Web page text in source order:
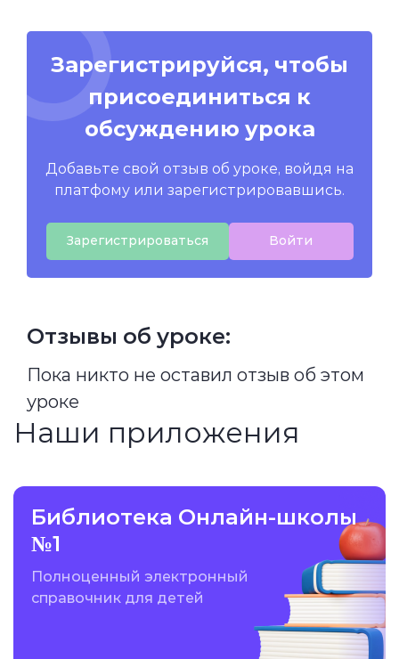
Зарегистрируйся, чтобы
присоединиться к
обсуждению урока
Добавьте свой отзыв об уроке, войдя на
платфому или зарегистрировавшись.
Зарегистрироваться Войти
Отзывы об уроке:
Пока никто не оставил отзыв об этом
уроке
Наши приложения
Библиотека Онлайн-школы
№1
Полноценный электронный
справочник для детей